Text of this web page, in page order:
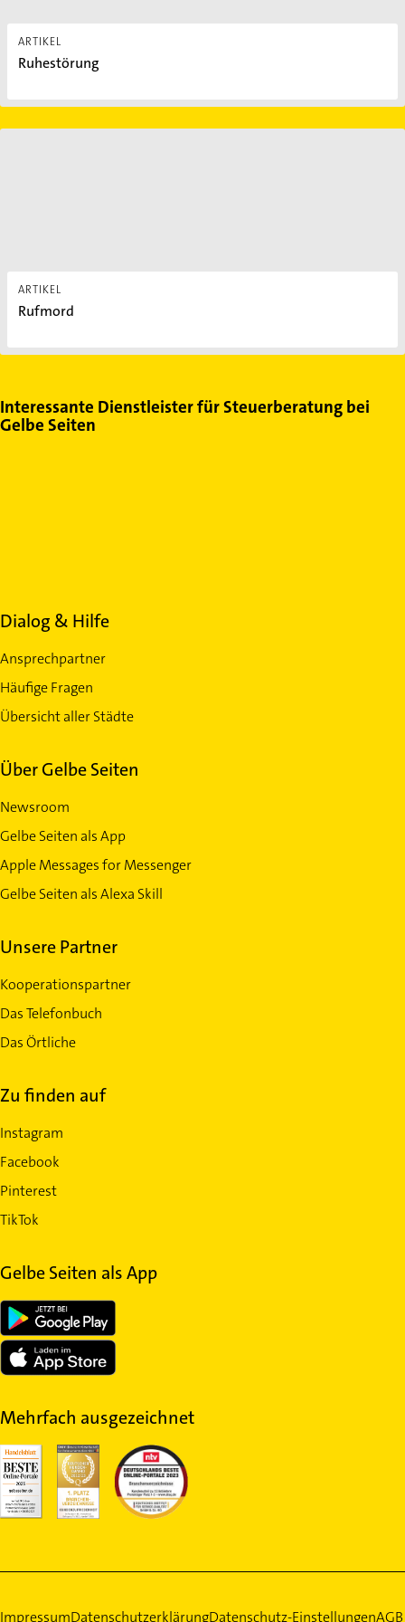
ARTIKEL
Ruhestörung
ARTIKEL
Rufmord
Interessante Dienstleister für Steuerberatung bei
Gelbe Seiten
Dialog & Hilfe
Ansprechpartner
Häufige Fragen
Übersicht aller Städte
Über Gelbe Seiten
Newsroom
Gelbe Seiten als App
Apple Messages for Messenger
Gelbe Seiten als Alexa Skill
Unsere Partner
Kooperationspartner
Das Telefonbuch
Das Örtliche
Zu finden auf
Instagram
Facebook
Pinterest
TikTok
Gelbe Seiten als App
Mehrfach ausgezeichnet
ImpressumDatenschutzerklärungDatenschutz-EinstellungenAGB